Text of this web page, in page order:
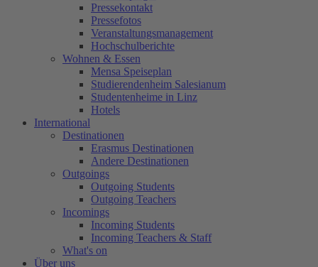
Pressekontakt
Pressefotos
Veranstaltungsmanagement
Hochschulberichte
Wohnen & Essen
Mensa Speiseplan
Studierendenheim Salesianum
Studentenheime in Linz
Hotels
International
Destinationen
Erasmus Destinationen
Andere Destinationen
Outgoings
Outgoing Students
Outgoing Teachers
Incomings
Incoming Students
Incoming Teachers & Staff
What's on
Über uns